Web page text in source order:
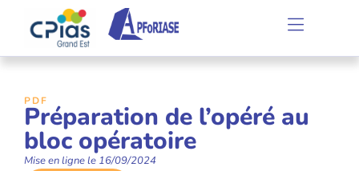
PDF
Préparation de l’opéré au
bloc opératoire
Mise en ligne le 16/09/2024